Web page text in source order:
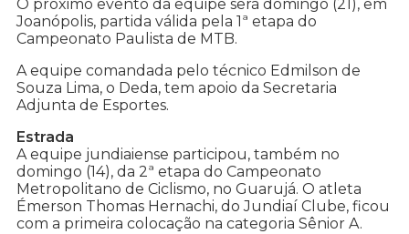
O próximo evento da equipe será domingo (21), em
Joanópolis, partida válida pela 1ª etapa do
Campeonato Paulista de MTB.
A equipe comandada pelo técnico Edmilson de
Souza Lima, o Deda, tem apoio da Secretaria
Adjunta de Esportes.
Estrada
A equipe jundiaiense participou, também no
domingo (14), da 2ª etapa do Campeonato
Metropolitano de Ciclismo, no Guarujá. O atleta
Émerson Thomas Hernachi, do Jundiaí Clube, ficou
com a primeira colocação na categoria Sênior A.